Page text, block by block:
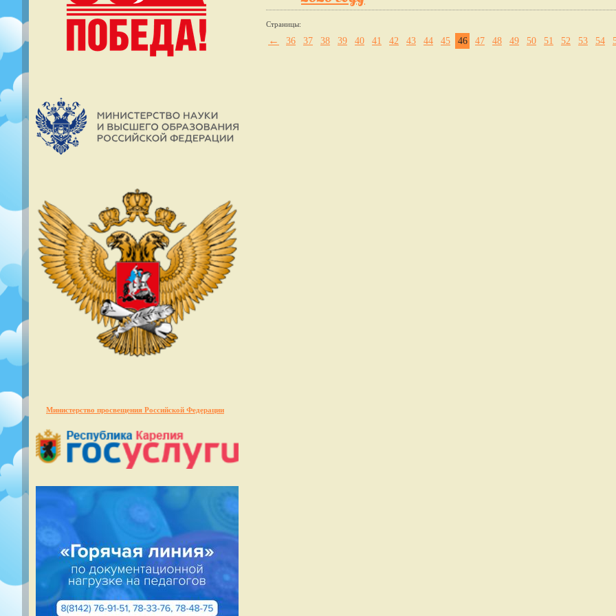
Министерство просвещения Российской Федерации
Страницы:
← 36 37 38 39 40 41 42 43 44 45 46 47 48 49 50 51 52 53 54